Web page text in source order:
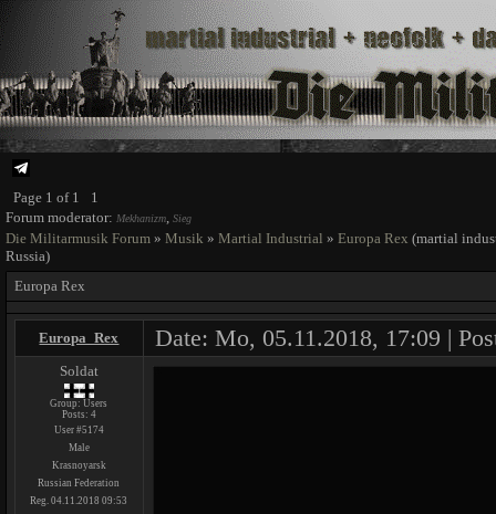
Page 1 of 1
1
Forum moderator: Mekhanizm, Sieg
Die Militarmusik Forum » Musik » Martial Industrial » Europa Rex (martial
Russia)
Europa Rex
Europa_Rex Date: Mo, 05.11.2018, 17:09 |
Soldat
Group: Users
Posts: 4
User #5174
Male
Krasnoyarsk
Russian Federation
Reg. 04.11.2018 09:53